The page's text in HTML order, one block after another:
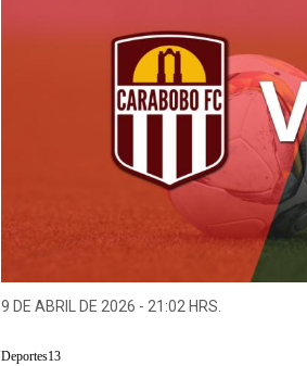
9 DE ABRIL DE 2026 - 21:02 HRS.
Deportes13